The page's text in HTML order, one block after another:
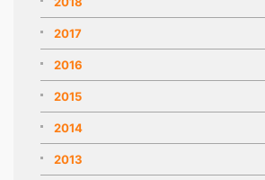
2017
2016
2015
2014
2013